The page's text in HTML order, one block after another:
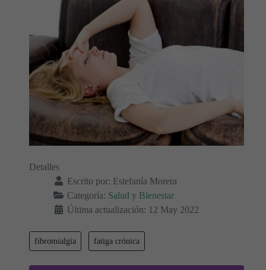
Detalles
Escrito por: Estefanía Morera
Categoría: Salud y Bienestar
Última actualización: 12 May 2022
fibromialgia fatiga crónica